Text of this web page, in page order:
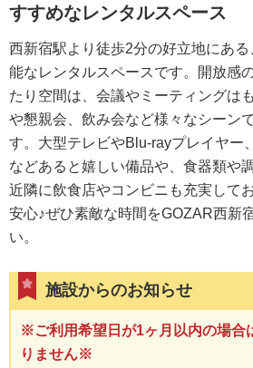
すすめなレンタルスペース
西新宿駅より徒歩2分の好立地にあ
能なレンタルスペースです。開放感
たり空間は、会議やミーティングは
や懇親会、飲み会など様々なシーン
す。大型テレビやBlu-rayプレイヤー
などあると嬉しい備品や、食器類や
近隣に飲食店やコンビニも充実して
安心♪ぜひ素敵な時間をGOZAR西新
い。
施設からのお知らせ
※ご利用希望日が1ヶ月以内の場合
りません※